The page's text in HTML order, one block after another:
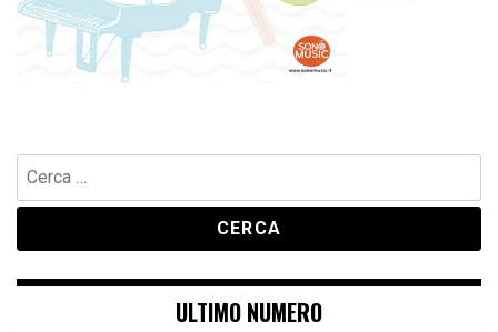
Ricerca
per:
ULTIMO NUMERO